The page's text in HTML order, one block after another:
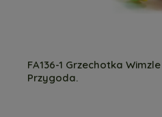
FA136-1 Grzechotka
Przygoda.